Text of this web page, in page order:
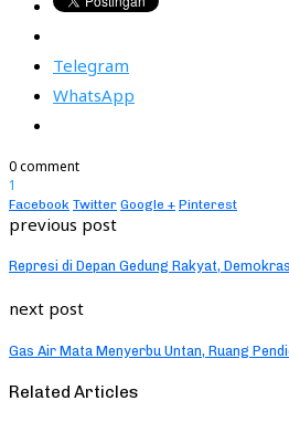
Telegram
WhatsApp
0 comment
1
Facebook Twitter Google + Pinterest
previous post
Represi di Depan Gedung Rakyat,
next post
Gas Air Mata Menyerbu Untan, Ruang
Related Articles